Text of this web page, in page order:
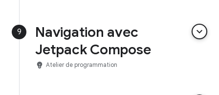
9
Navigation avec
Jetpack Compose
keyboard_arrow_down
emoji_objects Atelier de programmation